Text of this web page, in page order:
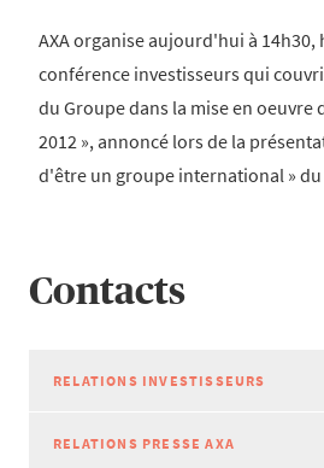
AXA organise aujourd'hui à 14h30,
conférence investisseurs qui
du Groupe dans la mise en oeuvre
2012 », annoncé lors de la
d'être un groupe international » du
Contacts
RELATIONS INVESTISSEURS
RELATIONS PRESSE AXA